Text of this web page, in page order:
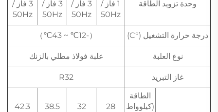
وحدة تزويد الطاقة
1 فاز /
50Hz
3 فاز /
50Hz
3 فاز /
50Hz
3 فاز /
50Hz
درجة حرارة التشغيل (°C) （-12℃ ~ 43℃）
نوع العلبة علبة فولاذ مطلي بالزنك
غاز التبريد R32
الطاقة
(كيلوواط
28
32
38.5
42.3